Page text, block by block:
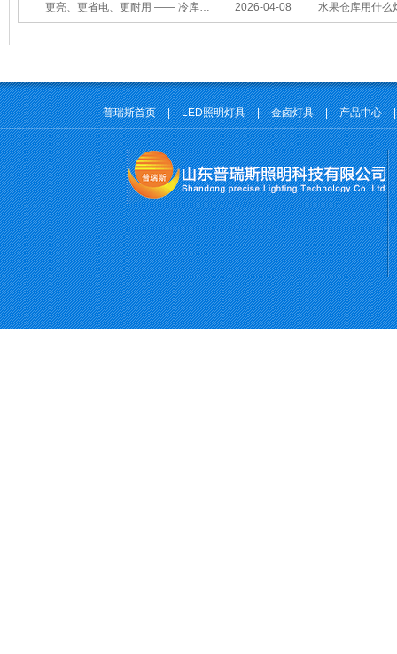
2026-04-08
更亮、更省电、更耐用 —— 冷库照明优选 水果仓库用什么
普瑞斯首页 | LED照明灯具 | 金卤灯具 | 产品中心 |